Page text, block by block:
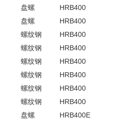
盘螺
HRB400
盘螺
HRB400
螺纹钢
HRB400
螺纹钢
HRB400
螺纹钢
HRB400
螺纹钢
HRB400
螺纹钢
HRB400
螺纹钢
HRB400
盘螺
HRB400E